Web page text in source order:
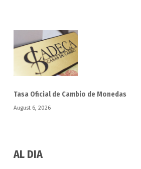
Tasa Oficial de Cambio de Monedas
August 6, 2026
AL DIA